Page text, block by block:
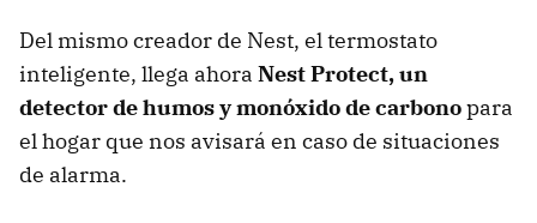
Del mismo creador de Nest, el termostato
inteligente, llega ahora Nest Protect, un
detector de humos y monóxido de carbonopara
el hogar que nos avisará en caso de situaciones
de alarma.